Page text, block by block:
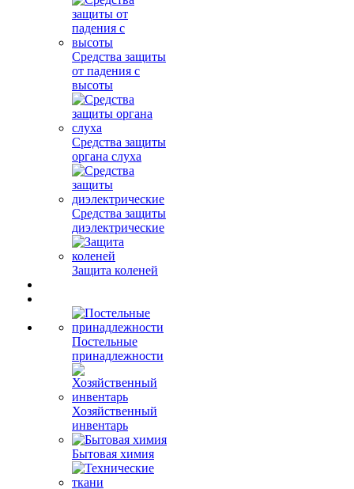
Средства защиты
от падения с
высоты
Средства защиты
органа слуха
Средства защиты
диэлектрические
Защита коленей
Постельные
принадлежности
Хозяйственный
инвентарь
Бытовая химия